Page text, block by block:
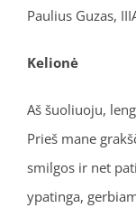
Paulius Guzas,
Kelionė
Aš šuoliuoju,
Prieš mane
smilgos ir net
ypatinga,